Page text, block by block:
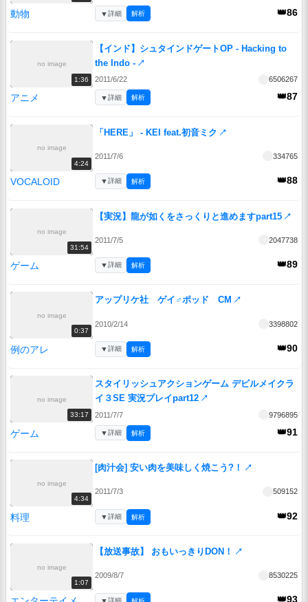
動物 👑86
▼詳細 解析
no image
1:36
【インド】シュタインドゲートOP - Hacking to
the Indo - ↗
2011/6/22 6506267
アニメ 👑87
▼詳細 解析
no image
4:24
「HERE」 - KEI feat.初音ミク ↗
2011/7/6 334765
VOCALOID 👑88
▼詳細 解析
no image
31:54
【実況】龍が如くをさっくりと進めますpart15 ↗
2011/7/5 2047738
ゲーム 👑89
▼詳細 解析
no image
0:37
アップリケ社 ゲイ♂ポッド CM ↗
2010/2/14 3398802
例のアレ 👑90
▼詳細 解析
no image
33:17
スタイリッシュアクションゲーム デビルメイクラ
イ３SE 実況プレイpart12 ↗
2011/7/7 9796895
ゲーム 👑91
▼詳細 解析
no image
4:34
[肉汁会] 安い肉を美味しく焼こう?！ ↗
2011/7/3 509152
料理 👑92
▼詳細 解析
no image
1:07
【放送事故】 おもいっきりDON！ ↗
2009/8/7 8530225
👑93
詳細